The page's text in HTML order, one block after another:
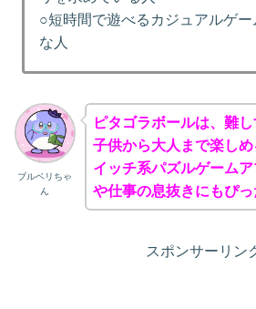
○短時間で遊べるカジュアルゲー
な人
ブルベリちゃ
ん
ピタゴラボールは、難
子供から大人まで楽し
イッチ系パズルゲーム
や仕事の息抜きにもぴ
スポンサーリン